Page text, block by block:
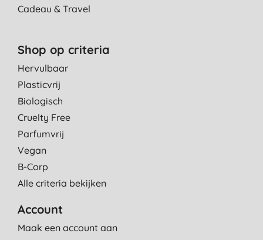
Cadeau & Travel
Shop op criteria
Hervulbaar
Plasticvrij
Biologisch
Cruelty Free
Parfumvrij
Vegan
B-Corp
Alle criteria bekijken
Account
Maak een account aan